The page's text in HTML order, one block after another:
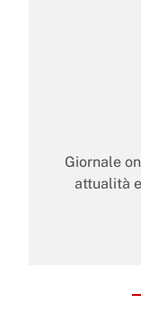
Giornale
attualità